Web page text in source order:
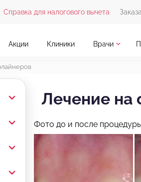
Справка для налогового вычета
Акции Клиники Врачи
Лечение на
Фото до и после